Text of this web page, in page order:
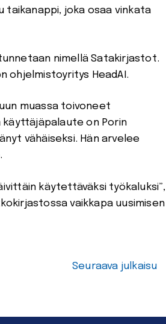
taikanappi, joka osaa vinkata
nimellä Satakirjastot.
ohjelmistoyritys HeadAI.
muassa toivoneet
käyttäjäpalaute on Porin
vähäiseksi. Hän arvelee
käytettäväksi työkaluksi”,
vaikkapa uusimisen
Seuraava julkaisu